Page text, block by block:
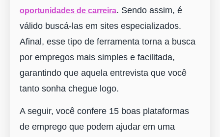
oportunidades de carreira. Sendo assim, é
válido buscá-las em sites especializados.
Afinal, esse tipo de ferramenta torna a busca
por empregos mais simples e facilitada,
garantindo que aquela entrevista que você
tanto sonha chegue logo.
A seguir, você confere 15 boas plataformas
de emprego que podem ajudar em uma